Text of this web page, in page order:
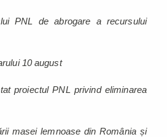
PNL de abrogare a recursului
10 august
proiectul PNL privind eliminarea
masei lemnoase din România și